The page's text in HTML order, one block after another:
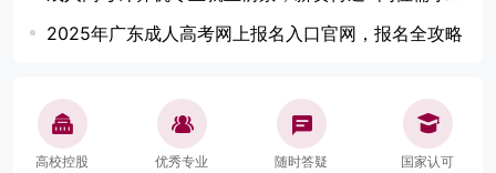
2025年广东成人高考网上报名入口官网，报名全攻略
高校控股
优秀专业
随时答疑
国家认可